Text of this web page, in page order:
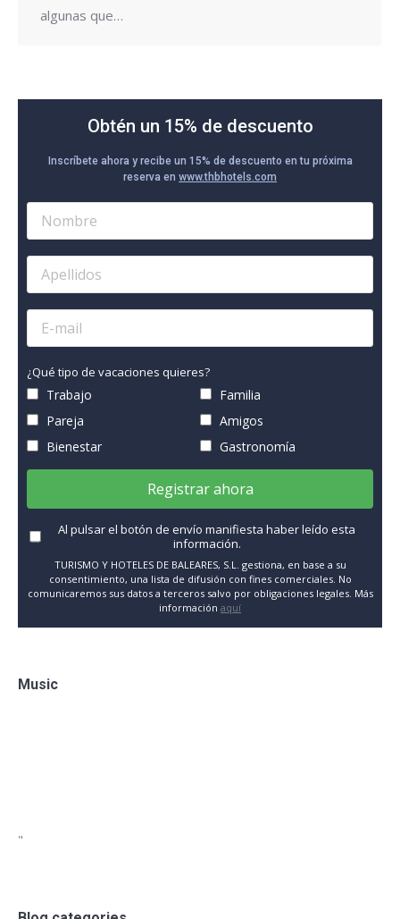
algunas que…
Obtén un 15% de descuento
Inscríbete ahora y recibe un 15% de descuento en tu próxima
reserva en www.thbhotels.com
¿Qué tipo de vacaciones quieres?
Trabajo
Familia
Pareja
Amigos
Bienestar
Gastronomía
Registrar ahora
Al pulsar el botón de envío manifiesta haber leído esta
información.
TURISMO Y HOTELES DE BALEARES, S.L. gestiona, en base a su
consentimiento, una lista de difusión con fines comerciales. No
comunicaremos sus datos a terceros salvo por obligaciones legales. Más
información aquí
Music
"